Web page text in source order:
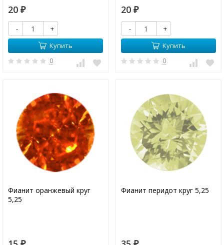
20 ₽
-
+
Купить
0
20 ₽
-
+
Купить
0
Фианит оранжевый круг
5,25
Фианит перидот круг 5,25